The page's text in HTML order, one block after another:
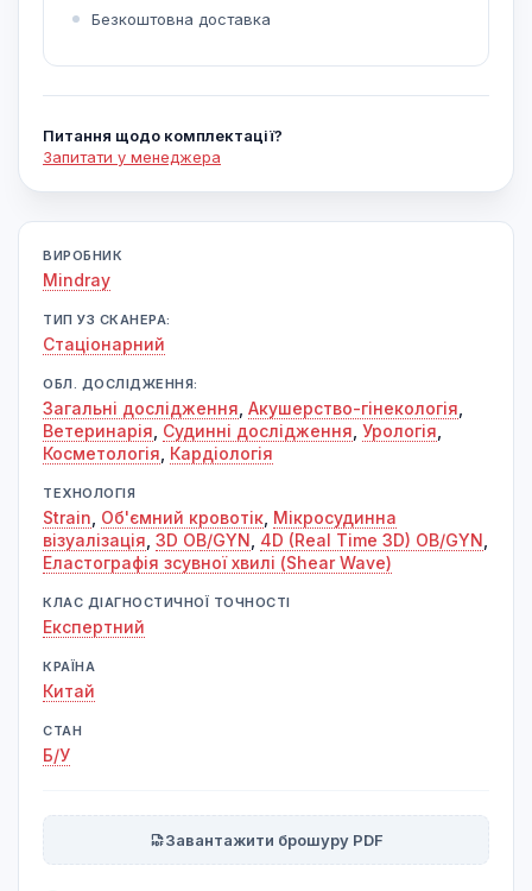
Безкоштовна доставка
Питання щодо комплектації?
Запитати у менеджера
ВИРОБНИК
Mindray
ТИП УЗ СКАНЕРА:
Cтаціонарний
ОБЛ. ДОСЛІДЖЕННЯ:
Загальні дослідження Акушерство-гінекологія
Ветеринарія Судинні дослідження Урологія
Косметологія Кардіологія
ТЕХНОЛОГІЯ
Strain Об'ємний кровотік Мікросудинна
візуалізація 3D OB/GYN 4D (Real Time 3D) OB/GYN
Еластографія зсувної хвилі (Shear Wave)
КЛАС ДІАГНОСТИЧНОЇ ТОЧНОСТІ
Експертний
КРАЇНА
Китай
СТАН
Б/У
Завантажити брошуру PDF